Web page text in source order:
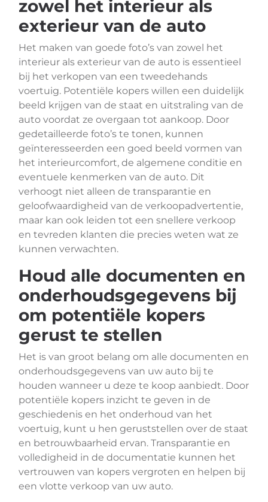
zowel het interieur als
exterieur van de auto
Het maken van goede foto’s van zowel het
interieur als exterieur van de auto is essentieel
bij het verkopen van een tweedehands
voertuig. Potentiële kopers willen een duidelijk
beeld krijgen van de staat en uitstraling van de
auto voordat ze overgaan tot aankoop. Door
gedetailleerde foto’s te tonen, kunnen
geïnteresseerden een goed beeld vormen van
het interieurcomfort, de algemene conditie en
eventuele kenmerken van de auto. Dit
verhoogt niet alleen de transparantie en
geloofwaardigheid van de verkoopadvertentie,
maar kan ook leiden tot een snellere verkoop
en tevreden klanten die precies weten wat ze
kunnen verwachten.
Houd alle documenten en
onderhoudsgegevens bij
om potentiële kopers
gerust te stellen
Het is van groot belang om alle documenten en
onderhoudsgegevens van uw auto bij te
houden wanneer u deze te koop aanbiedt. Door
potentiële kopers inzicht te geven in de
geschiedenis en het onderhoud van het
voertuig, kunt u hen geruststellen over de staat
en betrouwbaarheid ervan. Transparantie en
volledigheid in de documentatie kunnen het
vertrouwen van kopers vergroten en helpen bij
een vlotte verkoop van uw auto.